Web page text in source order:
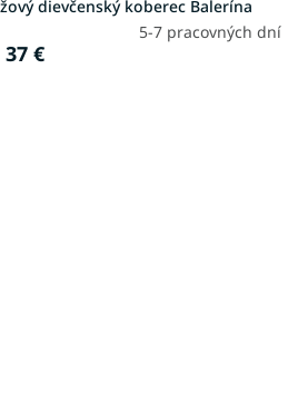
dievčenský koberec Balerína
5-7 pracovných dní
37 €